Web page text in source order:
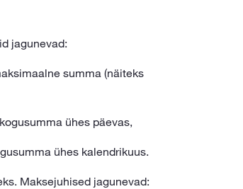
jagunevad:
summa (näiteks
ühes päevas,
ühes kalendrikuus.
Maksejuhised jagunevad: